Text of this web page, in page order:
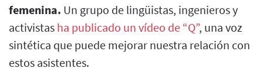
femenina. Un grupo de lingüistas, ingenieros y
activistas ha publicado un vídeo de “Q”, una voz
sintética que puede mejorar nuestra relación con
estos asistentes.